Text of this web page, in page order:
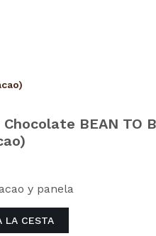
BEAN TO
y panela
LA CESTA